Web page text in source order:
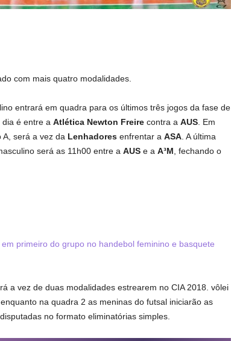
com mais quatro modalidades.
entrará em quadra para os últimos três jogos da fase de
é entre a Atlética Newton Freirecontra a AUS. Em
será a vez da Lenhadoresenfrentar a ASA. A última
será as 11h00 entre a AUSe a A³M , fechando o
primeiro do grupo no handebol feminino e basquete
a vez de duas modalidades estrearem no CIA 2018. vôlei
na quadra 2 as meninas do futsal iniciarão as
no formato eliminatórias simples.